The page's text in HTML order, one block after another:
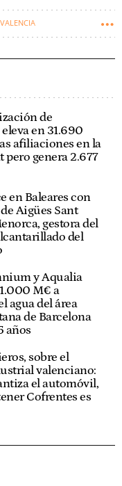
VALENCIA
de
en 31.690
afiliaciones en la
genera 2.677
en Baleares con
Aigües Sant
gestora del
del
y Aqualia
M€ a
agua del área
de Barcelona
años
sobre el
valenciano:
el automóvil,
Cofrentes es